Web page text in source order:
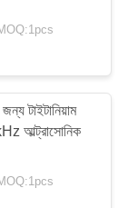
টাইটানিয়াম
আল্ট্রাসোনিক